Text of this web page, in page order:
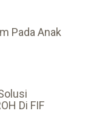
Pada Anak
Di FIF